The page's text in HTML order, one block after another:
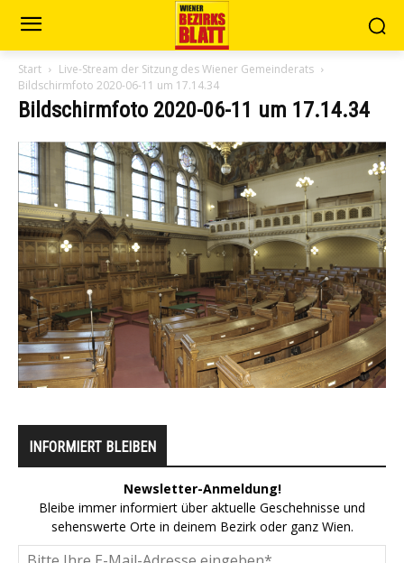
Start
Live-Stream der Sitzung des Wiener Gemeinderats
Bildschirmfoto 2020-06-11 um 17.14.34
Bildschirmfoto 2020-06-11 um 17.14.34
INFORMIERT BLEIBEN
Newsletter-Anmeldung!
Bleibe immer informiert über aktuelle Geschehnisse und
sehenswerte Orte in deinem Bezirk oder ganz Wien.